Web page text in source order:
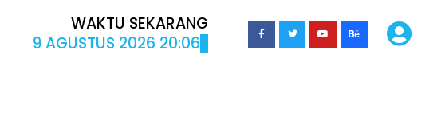
WAKTU SEKARANG
9 AGUSTUS 2026 20:06